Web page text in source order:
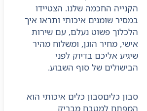
הקנייה החכמה שלנו. הצטיידו
במסיר שומנים איכותי ותראו איך
הלכלוך פשוט נעלם, עם שירות
אישי, מחיר הוגן, ומשלוח מהיר
שיגיע אליכם בדיוק לפני
הבישולים של סוף השבוע.
סבון כליםסבון כלים איכותי הוא
המפתח למטבח מבריק